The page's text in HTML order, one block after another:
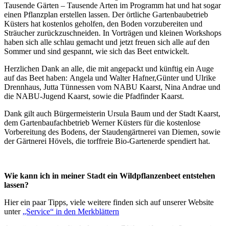
Tausende Gärten – Tausende Arten im Programm hat und hat sogar
einen Pflanzplan erstellen lassen. Der örtliche Gartenbaubetrieb
Küsters hat kostenlos geholfen, den Boden vorzubereiten und
Sträucher zurückzuschneiden. In Vorträgen und kleinen Workshops
haben sich alle schlau gemacht und jetzt freuen sich alle auf den
Sommer und sind gespannt, wie sich das Beet entwickelt.
Herzlichen Dank an alle, die mit angepackt und künftig ein Auge
auf das Beet haben: Angela und Walter Hafner,Günter und Ulrike
Drennhaus, Jutta Tünnessen vom NABU Kaarst, Nina Andrae und
die NABU-Jugend Kaarst, sowie die Pfadfinder Kaarst.
Dank gilt auch Bürgermeisterin Ursula Baum und der Stadt Kaarst,
dem Gartenbaufachbetrieb Werner Küsters für die kostenlose
Vorbereitung des Bodens, der Staudengärtnerei van Diemen, sowie
der Gärtnerei Hövels, die torffreie Bio-Gartenerde spendiert hat.
Wie kann ich in meiner Stadt ein Wildpflanzenbeet entstehen
lassen?
Hier ein paar Tipps, viele weitere finden sich auf unserer Website
unter „Service“ in den Merkblättern